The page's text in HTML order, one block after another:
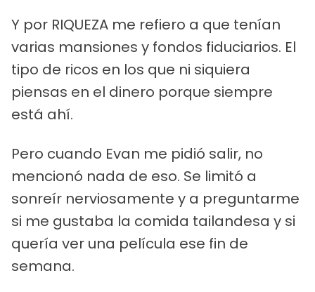
Y por RIQUEZA me refiero a que tenían
varias mansiones y fondos fiduciarios. El
tipo de ricos en los que ni siquiera
piensas en el dinero porque siempre
está ahí.
Pero cuando Evan me pidió salir, no
mencionó nada de eso. Se limitó a
sonreír nerviosamente y a preguntarme
si me gustaba la comida tailandesa y si
quería ver una película ese fin de
semana.